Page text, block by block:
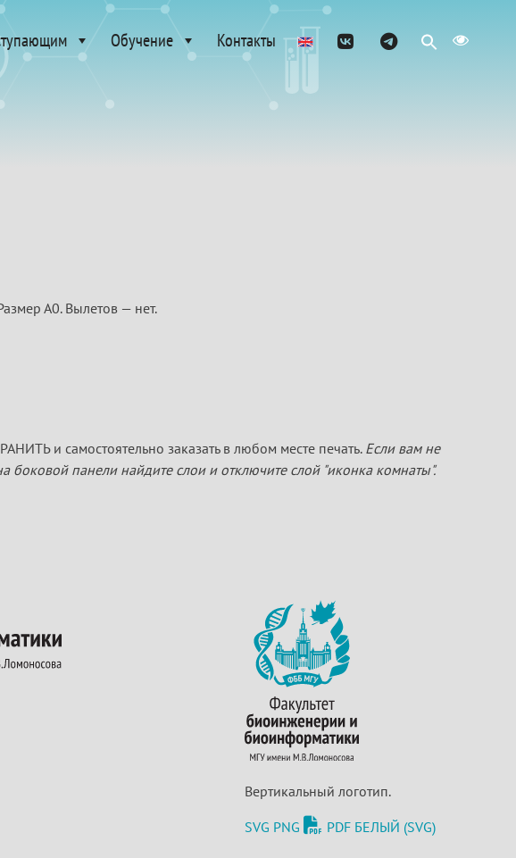
Обучение Контакты
А0. Вылетов — нет.
и самостоятельно заказать в любом месте печать. Если вам не
боковой панели найдите слои и отключите слой "иконка комнаты".
Вертикальный логотип.
SVG PNG PDF БЕЛЫЙ (SVG)